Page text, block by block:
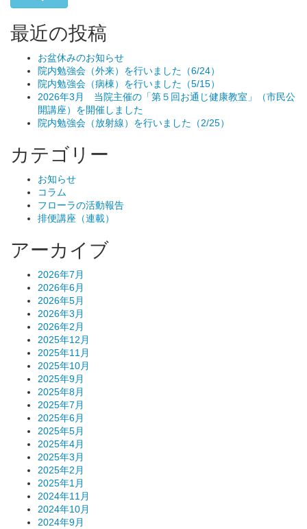
最近の投稿
お盆休みのお知らせ
院内勉強会（外来）を行いました（6/24）
院内勉強会（病棟）を行いました（5/15）
2026年3月 当院主催の「第５回お通じ健康教室」（市民公
開講座）を開催しました
院内勉強会（放射線）を行いました（2/25）
カテゴリー
お知らせ
コラム
フローラの活動報告
排便講座（連載）
アーカイブ
2026年7月
2026年6月
2026年5月
2026年3月
2026年2月
2025年12月
2025年11月
2025年10月
2025年9月
2025年8月
2025年7月
2025年6月
2025年5月
2025年4月
2025年3月
2025年2月
2025年1月
2024年11月
2024年10月
2024年9月